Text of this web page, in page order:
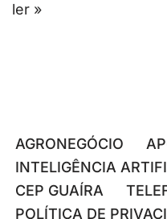
ler »
AGRONEGÓCIO
INTELIGÊNCIA
CEP GUAÍRA
POLÍTICA DE